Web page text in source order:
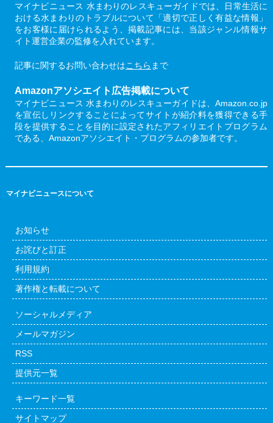
マイナビニュース 水まわりのレスキューガイドでは、日常生活に
おける水まわりのトラブルについて「適切で正しく有益な情報」
をお客様に届けられるよう、掲載記事には、当該ジャンル情報サ
イト運営企業の監修を入れています。
記事に関するお問い合わせはこちら まで
Amazonアソシエイト広告掲載について
マイナビニュース 水まわりのレスキューガイドは、Amazon.co.jp
を宣伝しリンクすることによってサイトが紹介料を獲得できる手
段を提供することを目的に設定されたアフィリエイトプログラム
である、Amazonアソシエイト・プログラムの参加者です。
マイナビニュースについて
お知らせ
お詫びと訂正
利用規約
著作権と転載について
ソーシャルメディア
メールマガジン
RSS
提供元一覧
キーワード一覧
サイトマップ